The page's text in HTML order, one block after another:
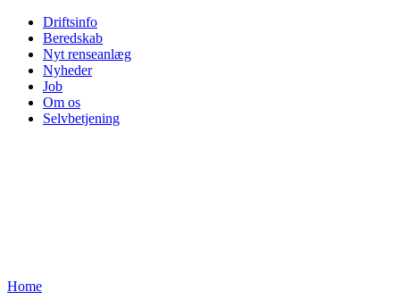
Driftsinfo
Beredskab
Nyt renseanlæg
Nyheder
Job
Om os
Selvbetjening
Home